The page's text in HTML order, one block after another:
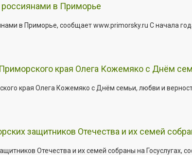
россиянами в Приморье
в Приморье, сообщает www.primorsky.ru С начала
края Олега Кожемяко с Днём
края Олега Кожемяко с Днём семьи, любви и
защитников Отечества и их семей
Отечества и их семей собраны на Госуслугах,